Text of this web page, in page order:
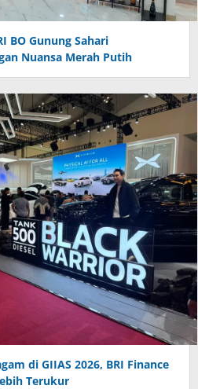
BO Gunung Sahari
Nuansa Merah Putih
di GIIAS 2026, BRI Finance
Terukur